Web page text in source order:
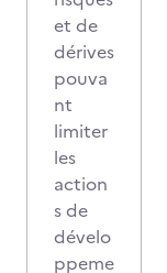
et de
dérives
pouva
nt
limiter
les
action
s de
dévelo
ppeme